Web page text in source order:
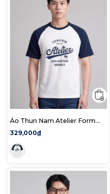
Áo Thun Nam Atelier Form
Regular
329,000₫